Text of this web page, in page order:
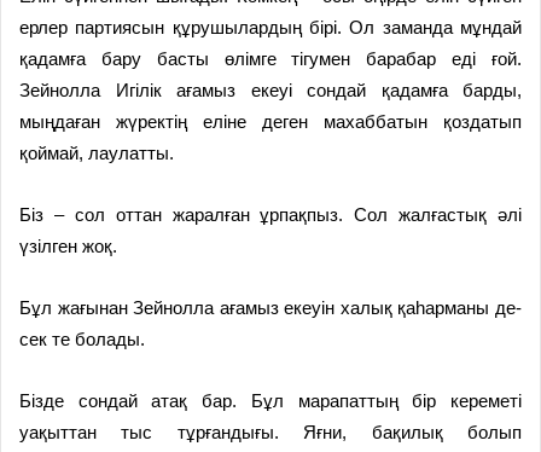
ерлер партиясын құрушылардың бірі. Ол заманда мұндай
қадамға бару басты өлімге тігумен барабар еді ғой.
Зейнолла Игілік ағамыз екеуі сондай қадамға барды,
мыңдаған жүректің еліне деген махаббатын қоздатып
қоймай, лаулатты.
Біз – сол оттан жаралған ұрпақпыз. Сол жалғастық әлі
үзілген жоқ.
Бұл жағынан Зейнолла ағамыз екеуін халық қаһарманы де­
сек те болады.
Бізде сондай атақ бар. Бұл марапаттың бір кереметі
уақыттан тыс тұрғандығы. Яғни, ба­қилық болып